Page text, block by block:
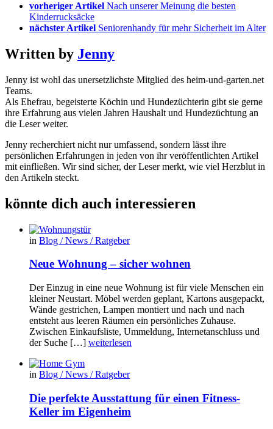
vorheriger Artikel Nach unserer Meinung die besten
Kinderrucksäcke
nächster Artikel Seniorenhandy für mehr Sicherheit im Alter
Written by Jenny
Jenny ist wohl das unersetzlichste Mitglied des heim-und-garten.net
Teams.
Als Ehefrau, begeisterte Köchin und Hundezüchterin gibt sie gerne
ihre Erfahrung aus vielen Jahren Haushalt und Hundezüchtung an
die Leser weiter.
Jenny recherchiert nicht nur umfassend, sondern lässt ihre
persönlichen Erfahrungen in jeden von ihr veröffentlichten Artikel
mit einfließen. Wir sind sicher, der Leser merkt, wie viel Herzblut in
den Artikeln steckt.
könnte dich auch interessieren
in Blog / News / Ratgeber
Neue Wohnung – sicher wohnen
Der Einzug in eine neue Wohnung ist für viele Menschen ein
kleiner Neustart. Möbel werden geplant, Kartons ausgepackt,
Wände gestrichen, Lampen montiert und nach und nach
entsteht aus leeren Räumen ein persönliches Zuhause.
Zwischen Einkaufsliste, Ummeldung, Internetanschluss und
der Suche […] weiterlesen
in Blog / News / Ratgeber
Die perfekte Ausstattung für einen Fitness-
Keller im Eigenheim